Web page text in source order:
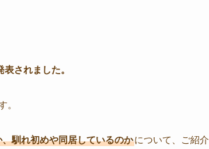
されました。
。
馴れ初めや同居しているのかについて、ご紹介